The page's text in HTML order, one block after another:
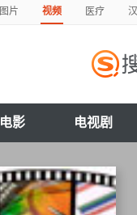
图片 视频 医疗
电影 电视剧